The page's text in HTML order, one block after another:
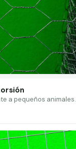
a pequeños animales.